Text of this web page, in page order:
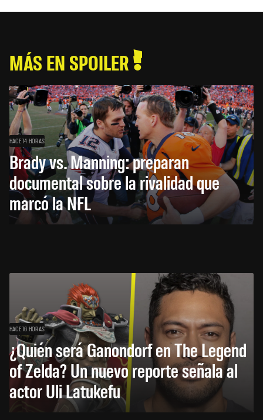
MÁS EN SPOILER
HACE 14 HORAS
Brady vs. Manning: preparan
documental sobre la rivalidad que
marcó la NFL
HACE 16 HORAS
¿Quién será Ganondorf en The Legend
of Zelda? Un nuevo reporte señala al
actor Uli Latukefu